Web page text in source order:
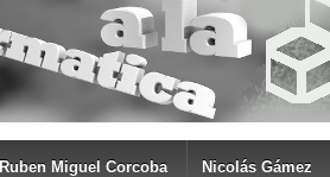
Ruben Miguel Corcoba Nicolás Gámez